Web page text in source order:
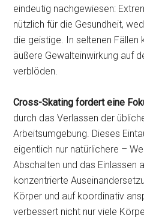
eindeutig nachgewiesen:
nützlich für die Gesundheit,
die geistige. In seltenen Fällen
äußere Gewalteinwirkung auf
verblöden.
Cross-Skating fordert eine
durch das Verlassen der
Arbeitsumgebung. Dieses
eigentlich nur natürlichere –
Abschalten und das Einlassen
konzentrierte
Körper und auf koordinativ
verbessert nicht nur viele